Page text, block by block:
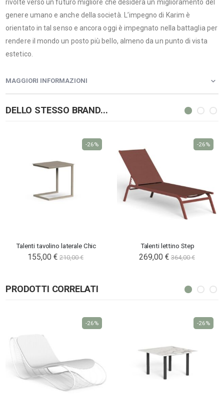
rivolte verso un futuro migliore che desidera un miglioramento del
genere umano e anche della società. L’impegno di Karim è
orientato in tal senso e ancora oggi è impegnato nella battaglia per
rendere il mondo un posto più bello, almeno da un punto di vista
estetico.
MAGGIORI INFORMAZIONI
DELLO STESSO BRAND...
Talenti tavolino laterale Chic
155,00 € 210,00 €
-26%
Talenti lettino Step
269,00 € 364,00 €
-26%
PRODOTTI CORRELATI
-26% -26%